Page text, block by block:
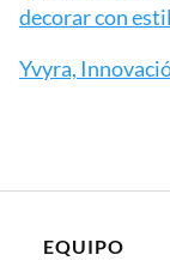
decorar con
Yvyra,
EQUIPO